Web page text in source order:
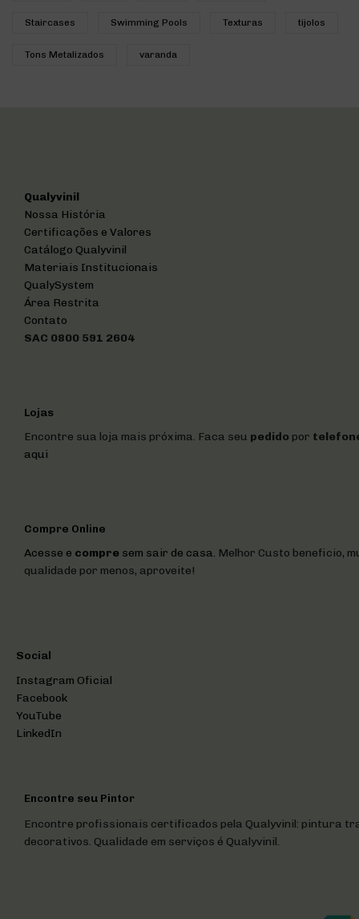
Staircases Swimming Pools Texturas tijolos
Tons Metalizados varanda
Qualyvinil
Nossa História
Certificações e Valores
Catálogo Qualyvinil
Materiais Institucionais
QualySystem
Área Restrita
Contato
SAC 0800 591 2604
Lojas
Encontre sua loja mais próxima. Faca seu pedido por
aqui
Compre Online
Acesse e compre sem sair de casa. Melhor Custo beneficio,
qualidade por menos, aproveite!
Social
Instagram Oficial
Facebook
YouTube
LinkedIn
Encontre seu Pintor
Encontre profissionais certificados pela Qualyvinil: pintura
decorativos. Qualidade em serviços é Qualyvinil.